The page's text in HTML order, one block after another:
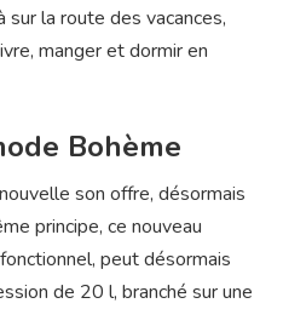
la route des vacances,
manger et dormir en
Bohème
son offre, désormais
principe, ce nouveau
peut désormais
de 20 l, branché sur une